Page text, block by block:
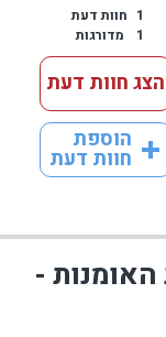
1 חוות דעת
1
מדורגות
הצג חוות דעת
הוספת
חוות דעת
-